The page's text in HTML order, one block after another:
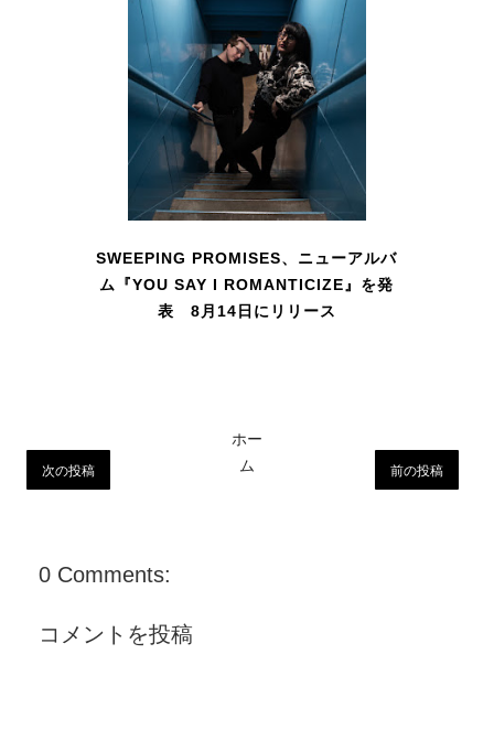
SWEEPING PROMISES、ニューアルバ
ム『YOU SAY I ROMANTICIZE』を発
表 8月14日にリリース
次の投稿 前の投稿
ホー
ム
0 Comments:
コメントを投稿